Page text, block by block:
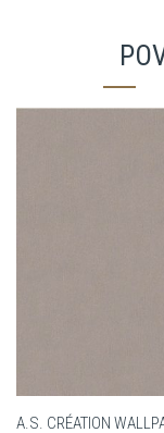
A.S. CRÉATION